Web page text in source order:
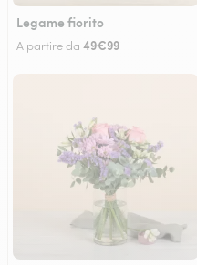
Legame fiorito
A partire da 49€99